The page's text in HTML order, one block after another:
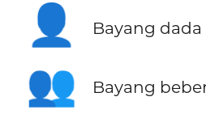
👤 Bayang dada
👥 Bayang